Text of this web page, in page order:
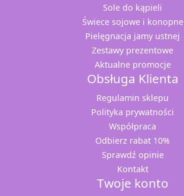
Sole do kąpieli
Świece sojowe i konopne
Pielęgnacja jamy ustnej
Zestawy prezentowe
Aktualne promocje
Obsługa Klienta
Regulamin sklepu
Polityka prywatności
Współpraca
Odbierz rabat 10%
Sprawdź opinie
Kontakt
Twoje konto